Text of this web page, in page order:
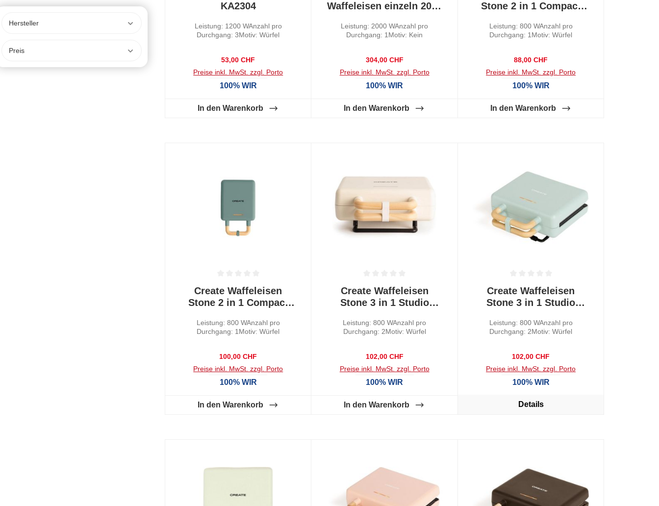
Hersteller
Preis
KA2304
Leistung: 1200 WAnzahl pro
Durchgang: 3Motiv: Würfel
Regulärer Preis:
53,00 CHF
Preise inkl. MwSt. zzgl. Porto
100% WIR
In den Warenkorb
Waffeleisen einzeln 2000
Leistung: 2000 WAnzahl pro
Durchgang: 1Motiv: Kein
Regulärer Preis:
304,00 CHF
Preise inkl. MwSt. zzgl. Porto
100% WIR
In den Warenkorb
Stone 2 in 1 Compact
Leistung: 800 WAnzahl pro
Durchgang: 1Motiv: Würfel
Regulärer Preis:
88,00 CHF
Preise inkl. MwSt. zzgl. Porto
100% WIR
In den Warenkorb
Durchschnittliche Bewertung von 0 von 5 Sternen
Create Waffeleisen
Stone 2 in 1 Compact
Leistung: 800 WAnzahl pro
Durchgang: 1Motiv: Würfel
Regulärer Preis:
100,00 CHF
Preise inkl. MwSt. zzgl. Porto
100% WIR
In den Warenkorb
Durchschnittliche Bewertung von 0 von 5 Sternen
Create Waffeleisen
Stone 3 in 1 Studio
Leistung: 800 WAnzahl pro
Durchgang: 2Motiv: Würfel
Regulärer Preis:
102,00 CHF
Preise inkl. MwSt. zzgl. Porto
100% WIR
In den Warenkorb
Durchschnittliche Bewertung von 0 von 5 Sternen
Create Waffeleisen
Stone 3 in 1 Studio
Leistung: 800 WAnzahl pro
Durchgang: 2Motiv: Würfel
Regulärer Preis:
102,00 CHF
Preise inkl. MwSt. zzgl. Porto
100% WIR
Details